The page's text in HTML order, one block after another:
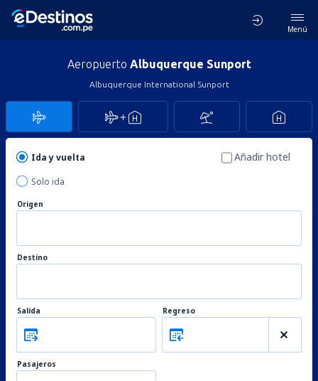
Menú
Aeropuerto Albuquerque Sunport
Albuquerque International Sunport
Ida y vuelta
Solo ida
Añadir hotel
Origen
Destino
Salida Regreso
Pasajeros